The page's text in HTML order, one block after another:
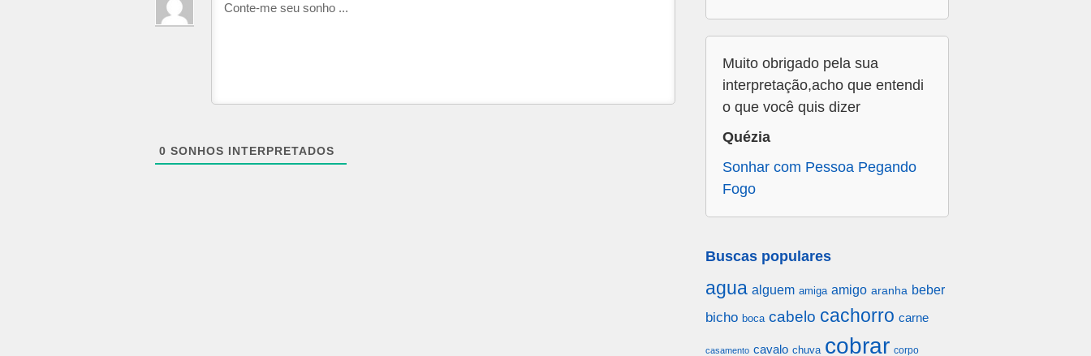
0 SONHOS INTERPRETADOS
Muito obrigado pela sua
interpretação,acho que entendi
o que você quis dizer
Quézia
Sonhar com Pessoa Pegando
Fogo
Buscas populares
agua alguem amiga amigo aranha beber
bicho boca cabelo cachorro carne
casamento cavalo chuva cobrar corpo